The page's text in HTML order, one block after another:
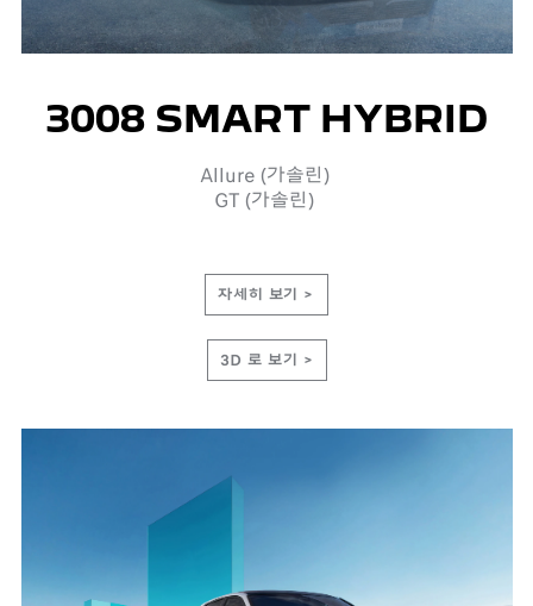
3008 SMART HYBRID
Allure (가솔린)
GT (가솔린)
자세히 보기 >
3D 로 보기 >